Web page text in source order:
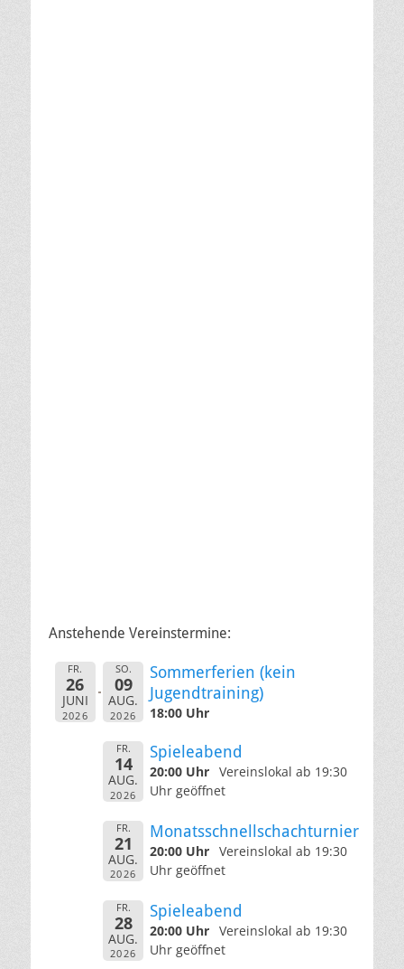
Anstehende Vereinstermine:
FR.
26
JUNI
2026
SO.
09
AUG.
2026
Sommerferien (kein
Jugendtraining)
18:00 Uhr
FR.
14
AUG.
2026
Spieleabend
20:00 Uhr Vereinslokal ab 19:30
Uhr geöffnet
FR.
21
AUG.
2026
Monatsschnellschachturnier
20:00 Uhr Vereinslokal ab 19:30
Uhr geöffnet
FR.
28
AUG.
2026
Spieleabend
20:00 Uhr Vereinslokal ab 19:30
Uhr geöffnet